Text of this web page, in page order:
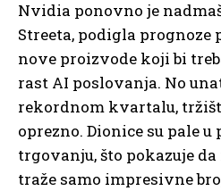
Nvidia ponovno je
Streeta, podigla
nove proizvode koji bi
rast AI poslovanja. No
rekordnom kvartalu,
oprezno. Dionice su pale u
trgovanju, što pokazuje
traže samo impresivne